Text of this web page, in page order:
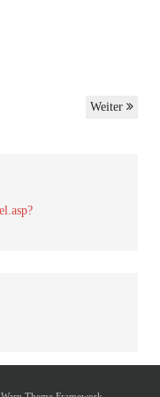
Weiter